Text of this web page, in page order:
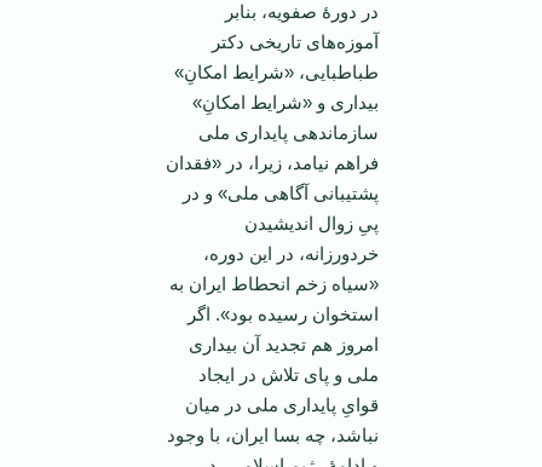
در دورۀ صفویه، بنابر
آموزه‌های تاریخی دکتر
طباطبایی، «شرایط امکانِ»
بیداری و «شرایط امکانِ»
سازماندهی پایداری ملی
فراهم نیامد، زیرا، در «فقدان
پشتیبانی آگاهی ملی» و در
پیِ زوال اندیشیدن
خردورزانه، در این دوره،
«سیاه زخم انحطاط ایران به
استخوان رسیده بود». اگر
امروز هم تجدید آن بیداری
ملی و پای تلاش در ایجاد
قوایِ پایداری ملی در میان
نباشد، چه بسا ایران، با وجود